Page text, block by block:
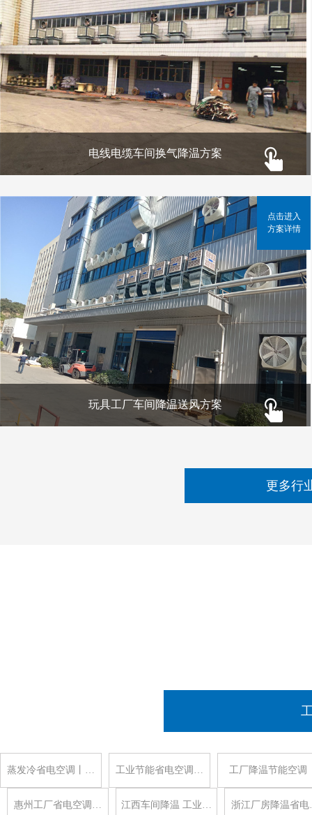
电线电缆车间换气降温方案
玩具工厂车间降温送风方案
点击进入
方案详情
更多行
蒸发冷省电空调丨… 工业节能省电空调… 工厂降温节能空调
惠州工厂省电空调… 江西车间降温 工业… 浙江厂房降温省